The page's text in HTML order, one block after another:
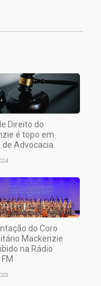
Direito do
é topo em
de Advocacia
do Coro
Mackenzie
na Rádio